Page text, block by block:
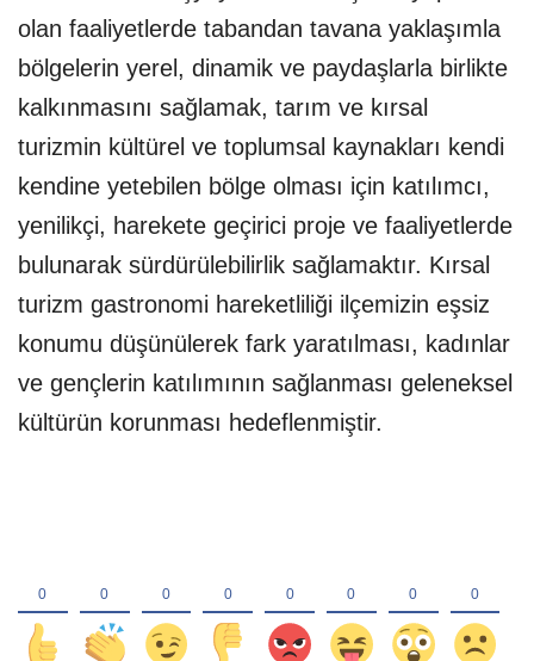
olan faaliyetlerde tabandan tavana yaklaşımla
bölgelerin yerel, dinamik ve paydaşlarla birlikte
kalkınmasını sağlamak, tarım ve kırsal
turizmin kültürel ve toplumsal kaynakları kendi
kendine yetebilen bölge olması için katılımcı,
yenilikçi, harekete geçirici proje ve faaliyetlerde
bulunarak sürdürülebilirlik sağlamaktır. Kırsal
turizm gastronomi hareketliliği ilçemizin eşsiz
konumu düşünülerek fark yaratılması, kadınlar
ve gençlerin katılımının sağlanması geleneksel
kültürün korunması hedeflenmiştir.